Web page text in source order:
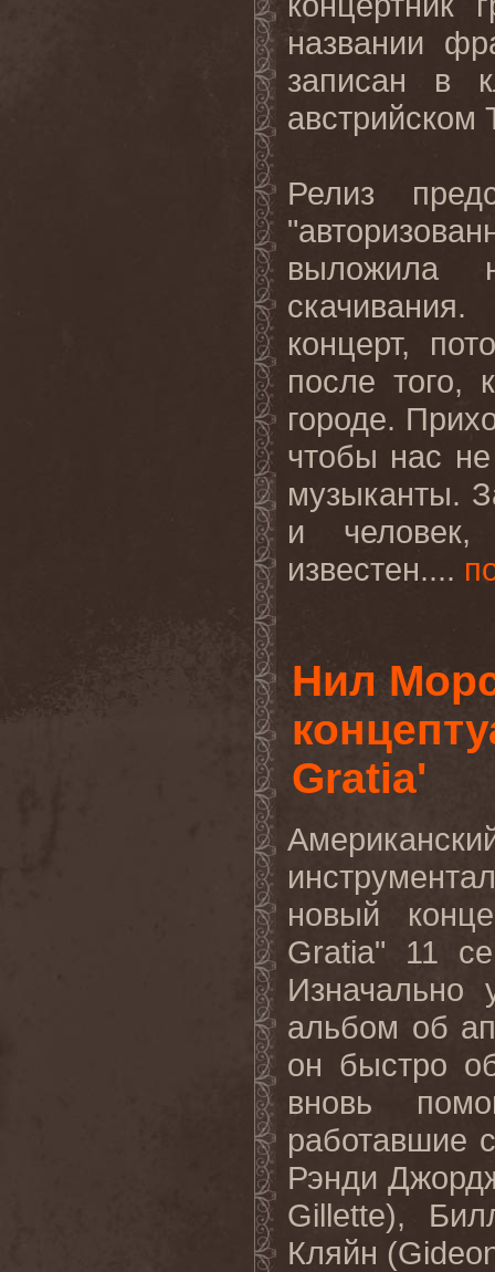
названии
записан в
австрийском
Релиз
концерт,
после того,
городе.
чтобы нас
музыканты.
и
известен....
Нил
Gratia'
новый
Gratia" 11
Изначально
альбом об
он быстро
вновь
работавшие
Рэнди
Gillette),
Кляйн